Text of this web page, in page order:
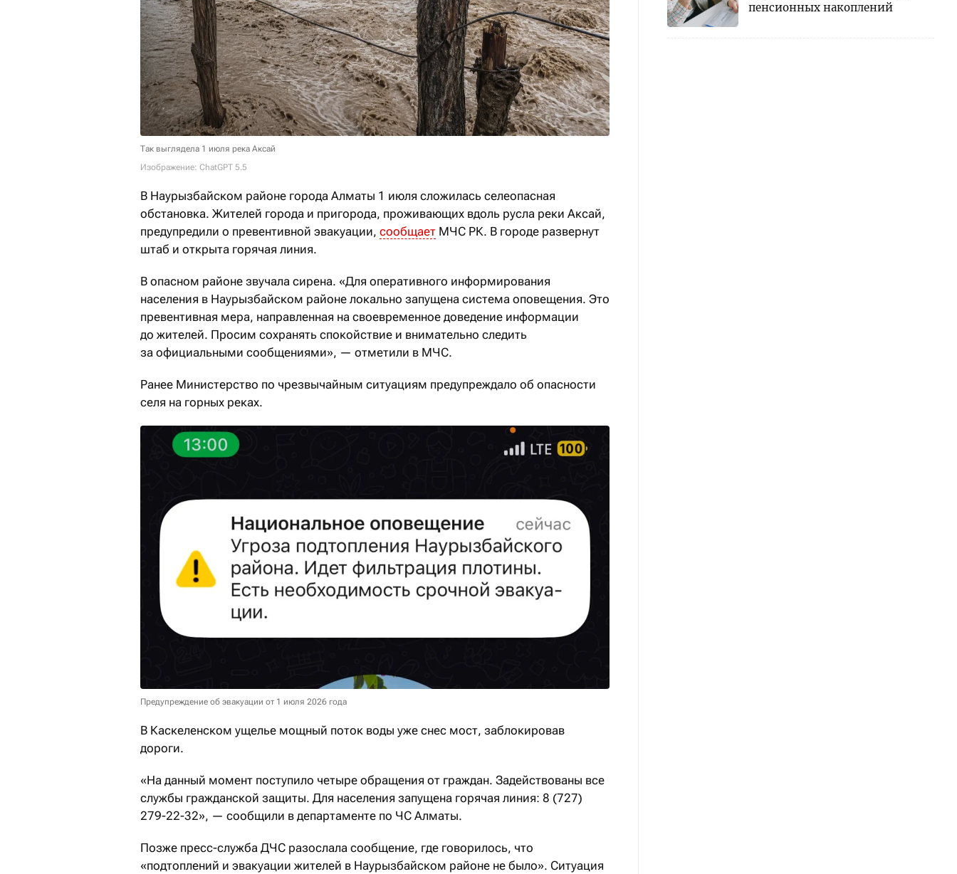
Так выглядела 1 июля река Аксай
Изображение: ChatGPT 5.5
В Наурызбайском районе города Алматы 1 июля сложилась селеопасная
обстановка. Жителей города и пригорода, проживающих вдоль русла реки Аксай,
предупредили о превентивной эвакуации, сообщает МЧС РК. В городе развернут
штаб и открыта горячая линия.
В опасном районе звучала сирена. «Для оперативного информирования
населения в Наурызбайском районе локально запущена система оповещения. Это
превентивная мера, направленная на своевременное доведение информации
до жителей. Просим сохранять спокойствие и внимательно следить
за официальными сообщениями», — отметили в МЧС.
Ранее Министерство по чрезвычайным ситуациям предупреждало об опасности
селя на горных реках.
Предупреждение об эвакуации от 1 июля 2026 года
В Каскеленском ущелье мощный поток воды уже снес мост, заблокировав
дороги.
«На данный момент поступило четыре обращения от граждан. Задействованы все
службы гражданской защиты. Для населения запущена горячая линия: 8 (727)
279-22-32», — сообщили в департаменте по ЧС Алматы.
Позже пресс-служба ДЧС разослала сообщение, где говорилось, что
«подтоплений и эвакуации жителей в Наурызбайском районе не было». Ситуация
пенсионных накоплений